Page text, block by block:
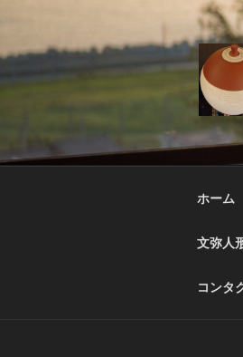
テ
キ
ホーム
文弥人
コンタ